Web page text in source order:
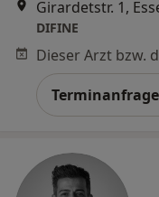
Girardetstr. 1,
DIFINE